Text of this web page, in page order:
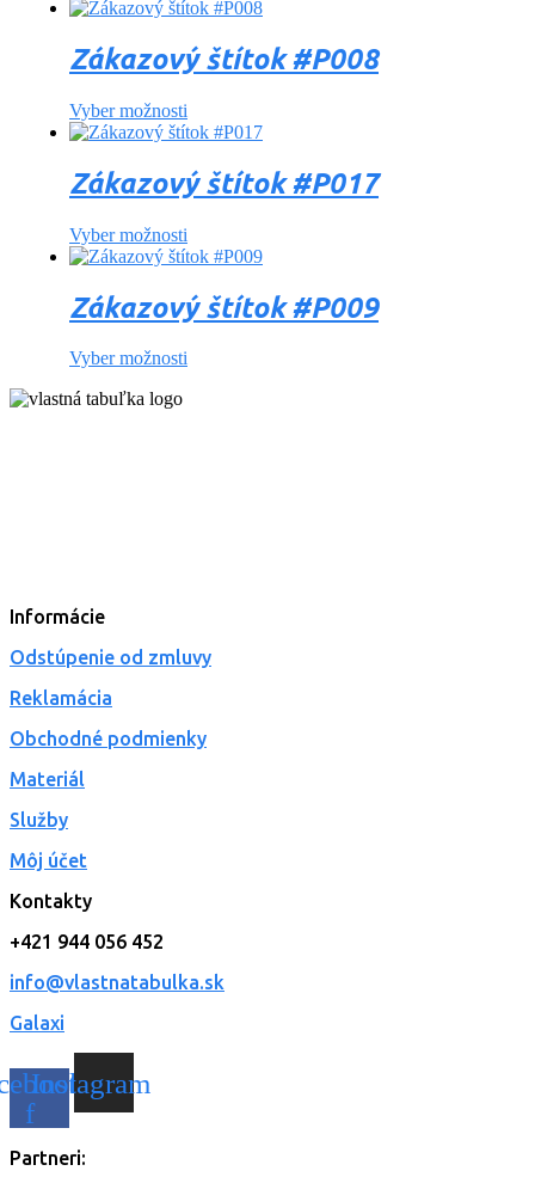
Zákazový štítok #P008
Vyber možnosti
Zákazový štítok #P017
Vyber možnosti
Zákazový štítok #P009
Vyber možnosti
Informácie
Odstúpenie od zmluvy
Reklamácia
Obchodné podmienky
Materiál
Služby
Môj účet
Kontakty
+421 944 056 452
info@vlastnatabulka.sk
Galaxi
f
Instagram
Partneri: